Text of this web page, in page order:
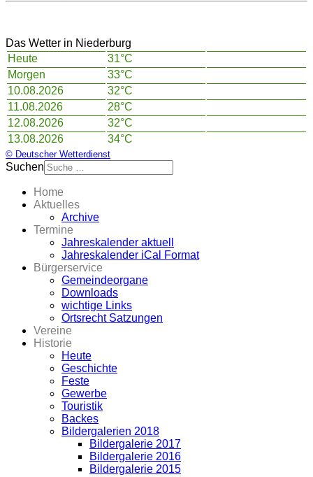
Das Wetter in Niederburg
Heute
31°C
Morgen
33°C
10.08.2026
32°C
11.08.2026
28°C
12.08.2026
32°C
13.08.2026
34°C
© Deutscher Wetterdienst
Suchen
Home
Aktuelles
Archive
Termine
Jahreskalender aktuell
Jahreskalender iCal Format
Bürgerservice
Gemeindeorgane
Downloads
wichtige Links
Ortsrecht Satzungen
Vereine
Historie
Heute
Geschichte
Feste
Gewerbe
Touristik
Backes
Bildergalerien 2018
Bildergalerie 2017
Bildergalerie 2016
Bildergalerie 2015